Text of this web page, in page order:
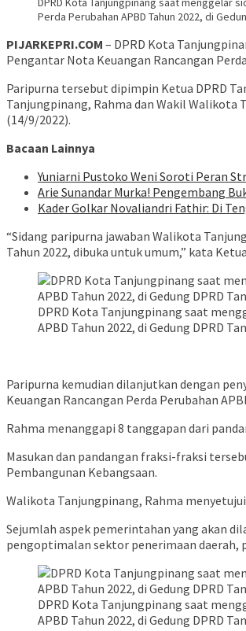
Perda Perubahan APBD Tahun 2022, di
PIJARKEPRI.COM – DPRD Kota
Pengantar Nota Keuangan Rancangan
Paripurna tersebut dipimpin Ketua DPRD
Tanjungpinang, Rahma dan Wakil Walikota
(14/9/2022).
Bacaan Lainnya
Yuniarni Pustoko Weni Soroti Peran
Arie Sunandar Murka! Pengembang
Kader Golkar Novaliandri Fathir: Di
“Sidang paripurna jawaban Walikota
Tahun 2022, dibuka untuk umum,” kata
DPRD Kota Tanjungpinang saat
APBD Tahun 2022, di Gedung DPRD
Paripurna kemudian dilanjutkan dengan
Keuangan Rancangan Perda Perubahan
Rahma menanggapi 8 tanggapan dari
Masukan dan pandangan fraksi-fraksi
Pembangunan Kebangsaan.
Walikota Tanjungpinang, Rahma
Sejumlah aspek pemerintahan yang akan
pengoptimalan sektor penerimaan daerah,
DPRD Kota Tanjungpinang saat
APBD Tahun 2022, di Gedung DPRD